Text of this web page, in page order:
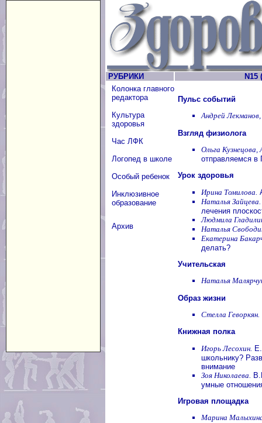
РУБРИКИ
N15
Колонка главного
редактора
Культура
здоровья
Час ЛФК
Логопед в школе
Особый ребенок
Инклюзивное
образование
Архив
Пульс событий
Андрей
Взгляд физиолога
Ольга
отправляемся в
Урок здоровья
Ирина Томилова.
Наталья Зайцева.
лечения
Людмила
Наталья
Екатерина
делать?
Учительская
Наталья
Образ жизни
Стелла Геворкян.
Книжная полка
Игорь Лесохин.
школьнику?
внимание
Зоя Николаева.
умные
Игровая площадка
Марина